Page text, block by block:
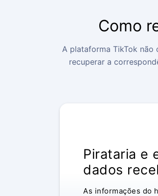
Como
A plataforma TikTok não
recuperar a
Pirataria e
dados
As informações do